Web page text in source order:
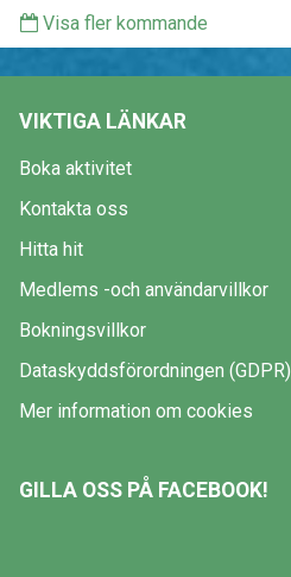
Visa fler kommande
VIKTIGA LÄNKAR
Boka aktivitet
Kontakta oss
Hitta hit
Medlems -och användarvillkor
Bokningsvillkor
Dataskyddsförordningen (GDPR)
Mer information om cookies
GILLA OSS PÅ FACEBOOK!